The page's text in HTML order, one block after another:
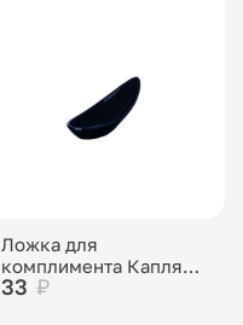
Ложка для
комплимента Капля
малая чёрная пластик
33 ₽